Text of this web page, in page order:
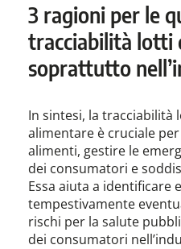
3 ragioni per le
tracciabilità lotti
soprattutto
In sintesi, la
alimentare è cruciale
alimenti, gestire le
dei consumatori e
Essa aiuta a identificare
tempestivamente
rischi per la salute
dei consumatori